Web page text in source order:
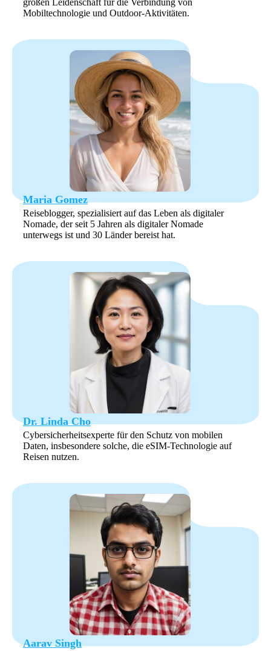
großen Leidenschaft für die Verbindung von
Mobiltechnologie und Outdoor-Aktivitäten.
Maria Gomez
Reiseblogger, spezialisiert auf das Leben als digitaler
Nomade, der seit 5 Jahren als digitaler Nomade
unterwegs ist und 30 Länder bereist hat.
Dr. Linda Cho
Cybersicherheitsexperte für den Schutz von mobilen
Daten, insbesondere solche, die eSIM-Technologie auf
Reisen nutzen.
Aarav Singh